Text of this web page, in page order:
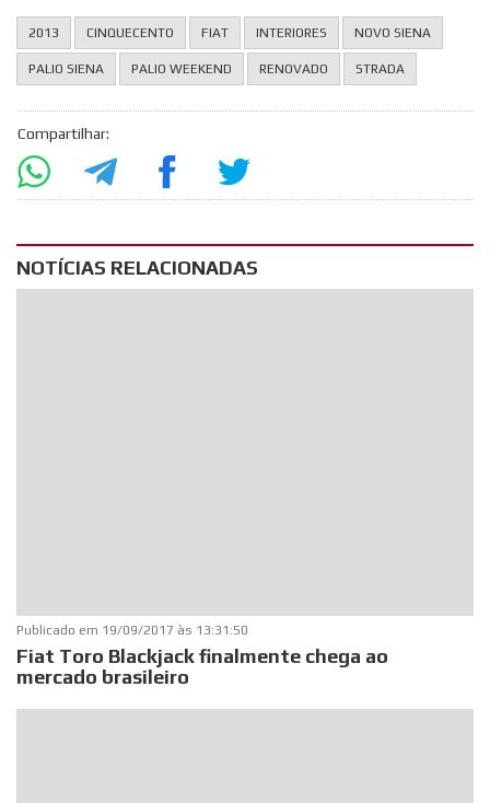
2013 CINQUECENTO FIAT INTERIORES NOVO SIENA
PALIO SIENA PALIO WEEKEND RENOVADO STRADA
Compartilhar:
NOTÍCIAS RELACIONADAS
Publicado em 19/09/2017 às 13:31:50
Fiat Toro Blackjack finalmente chega ao
mercado brasileiro